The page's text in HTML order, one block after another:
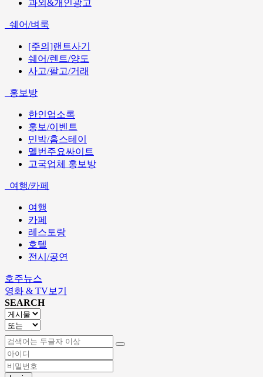
과외&개인광고
쉐어/벼룩
[주의]랜트사기
쉐어/렌트/양도
사고/팔고/거래
홍보방
한인업소록
홍보/이벤트
민박/홈스테이
멜번주요싸이트
고국업체 홍보방
여행/카페
여행
카페
레스토랑
호텔
전시/공연
호주뉴스
영화 & TV보기
SEARCH